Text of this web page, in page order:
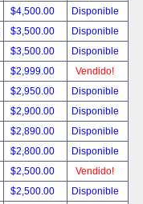
$4,500.00
Disponible
$3,500.00
Disponible
$3,500.00
Disponible
$2,999.00
Vendido!
$2,950.00
Disponible
$2,900.00
Disponible
$2,890.00
Disponible
$2,800.00
Disponible
$2,500.00
Vendido!
$2,500.00
Disponible